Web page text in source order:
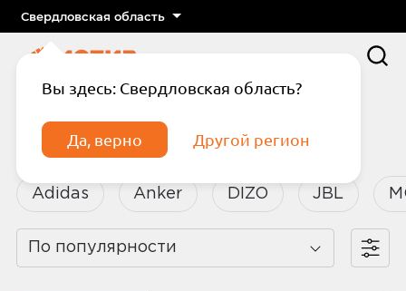
Свердловская область
Вы здесь: Свердловская область?
Да, верно Другой регион
Аудио
Adidas Anker DIZO JBL
По популярности